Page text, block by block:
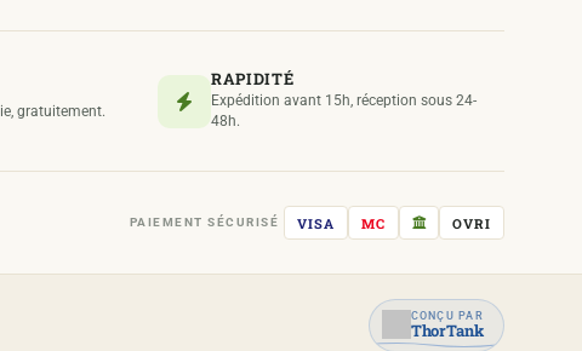
gratuitement.
RAPIDITÉ
Expédition avant 15h, réception sous 24-
48h.
PAIEMENT SÉCURISÉ VISA MC OVRI
CONÇU PAR
ThorTank